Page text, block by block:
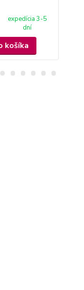
expedícia 3-5
dní
košíka